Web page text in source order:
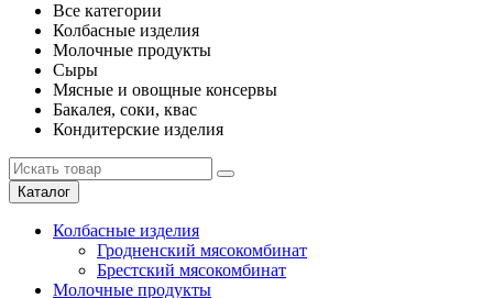
Все категории
Колбасные изделия
Молочные продукты
Сыры
Мясные и овощные консервы
Бакалея, соки, квас
Кондитерские изделия
Каталог
Колбасные изделия
Гродненский мясокомбинат
Брестский мясокомбинат
Молочные продукты